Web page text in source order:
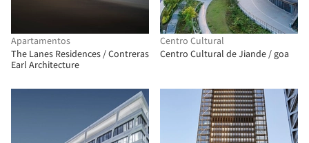
Apartamentos
The Lanes Residences / Contreras
Earl Architecture
Centro Cultural
Centro Cultural de Jiande / goa